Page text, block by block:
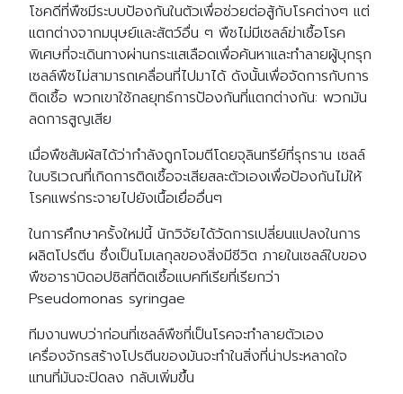
โชคดีที่พืชมีระบบป้องกันในตัวเพื่อช่วยต่อสู้กับโรคต่างๆ แต่
แตกต่างจากมนุษย์และสัตว์อื่น ๆ พืชไม่มีเซลล์ฆ่าเชื้อโรค
พิเศษที่จะเดินทางผ่านกระแสเลือดเพื่อค้นหาและทำลายผู้บุกรุก
เซลล์พืชไม่สามารถเคลื่อนที่ไปมาได้ ดังนั้นเพื่อจัดการกับการ
ติดเชื้อ พวกเขาใช้กลยุทธ์การป้องกันที่แตกต่างกัน: พวกมัน
ลดการสูญเสีย
เมื่อพืชสัมผัสได้ว่ากำลังถูกโจมตีโดยจุลินทรีย์ที่รุกราน เซลล์
ในบริเวณที่เกิดการติดเชื้อจะเสียสละตัวเองเพื่อป้องกันไม่ให้
โรคแพร่กระจายไปยังเนื้อเยื่ออื่นๆ
ในการศึกษาครั้งใหม่นี้ นักวิจัยได้วัดการเปลี่ยนแปลงในการ
ผลิตโปรตีน ซึ่งเป็นโมเลกุลของสิ่งมีชีวิต ภายในเซลล์ใบของ
พืชอาราบิดอปซิสที่ติดเชื้อแบคทีเรียที่เรียกว่า
Pseudomonas syringae
ทีมงานพบว่าก่อนที่เซลล์พืชที่เป็นโรคจะทำลายตัวเอง
เครื่องจักรสร้างโปรตีนของมันจะทำในสิ่งที่น่าประหลาดใจ
แทนที่มันจะปิดลง กลับเพิ่มขึ้น